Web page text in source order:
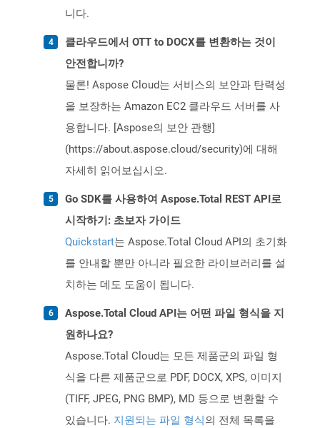
니다.
클라우드에서 OTT to DOCX를 변환하는 것이
안전합니까?
물론! Aspose Cloud는 서비스의 보안과 탄력성
을 보장하는 Amazon EC2 클라우드 서버를 사
용합니다. [Aspose의 보안 관행]
(https://about.aspose.cloud/security)에 대해
자세히 읽어보십시오.
Go SDK를 사용하여 Aspose.Total REST API로
시작하기: 초보자 가이드
Quickstart는 Aspose.Total Cloud API의 초기화
를 안내할 뿐만 아니라 필요한 라이브러리를 설
치하는 데도 도움이 됩니다.
Aspose.Total Cloud API는 어떤 파일 형식을 지
원하나요?
Aspose.Total Cloud는 모든 제품군의 파일 형
식을 다른 제품군으로 PDF, DOCX, XPS, 이미지
(TIFF, JPEG, PNG BMP), MD 등으로 변환할 수
있습니다. 지원되는 파일 형식의 전체 목록을